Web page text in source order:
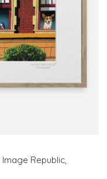
Image Republic,